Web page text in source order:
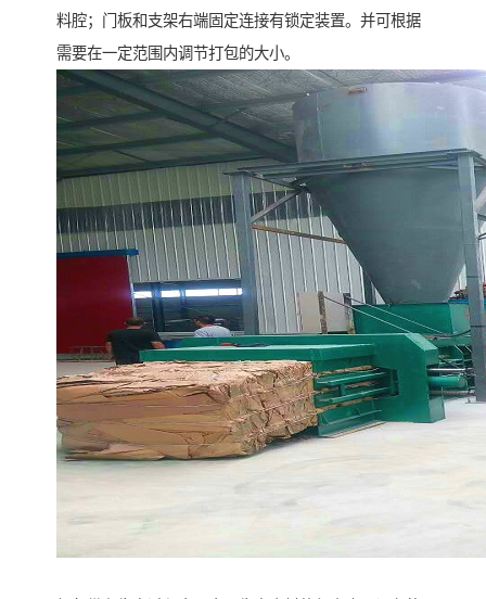
料腔；门板和支架右端固定连接有锁定装置。并可根据
需要在一定范围内调节打包的大小。